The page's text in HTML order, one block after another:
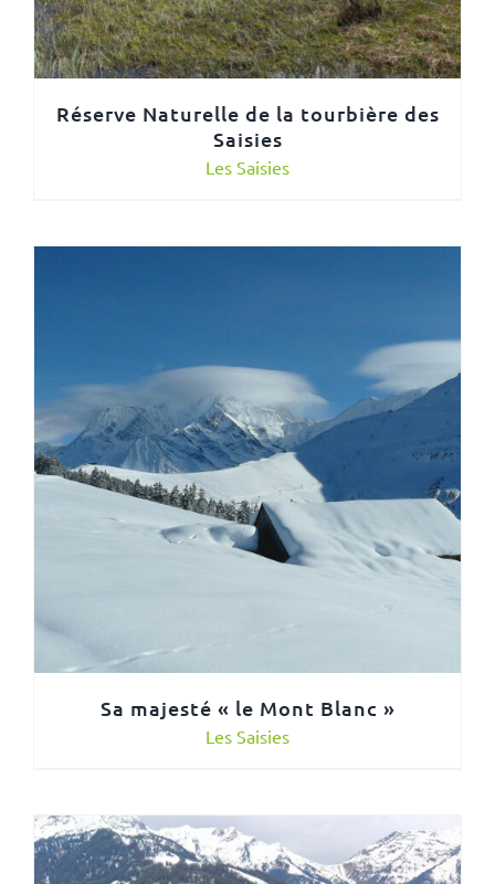
Réserve Naturelle de la tourbière des
Saisies
Les Saisies
Sa majesté « le Mont Blanc »
Les Saisies